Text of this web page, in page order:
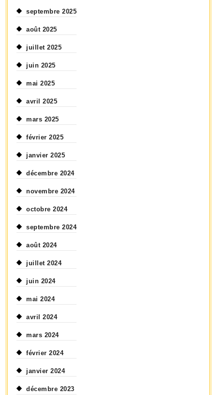
septembre 2025
août 2025
juillet 2025
juin 2025
mai 2025
avril 2025
mars 2025
février 2025
janvier 2025
décembre 2024
novembre 2024
octobre 2024
septembre 2024
août 2024
juillet 2024
juin 2024
mai 2024
avril 2024
mars 2024
février 2024
janvier 2024
décembre 2023